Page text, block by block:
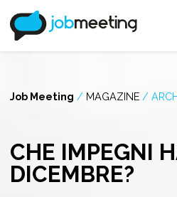
Job Meeting / MAGAZINE /
CHE IMPEGNI
DICEMBRE?